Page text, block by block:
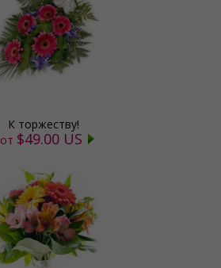
К торжеству!
от $49.00 US